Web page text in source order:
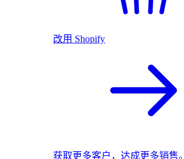
改用 Shopify
获取更多客户，达成更多销售。